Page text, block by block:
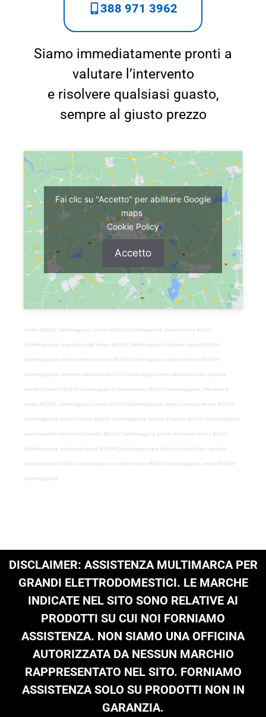
388 971 3962
Siamo immediatamente pronti a
valutare l’intervento
e risolvere qualsiasi guasto,
sempre al giusto prezzo
Fai clic su "Accetto" per abilitare Google
maps
Cookie Policy
Accetto
tecnico BOSCH Castelmaggiore, tecnico-BOSCH-Castelmaggiore, chiama tecnico BOSCH
Castelmaggiore, la assistenza del tecnico BOSCH Castelmaggiore, forniamo tecnico BOSCH
Castelmaggiore, elettrodomestici tecnico BOSCH Castelmaggiore, chiama il tecnico BOSCH
Castelmaggiore, intervento del tecnico BOSCH Castelmaggiore elettrodomestici fuori garanzia,
contatta il tecnico BOSCH Castelmaggiore, chiama tecnico BOSCH Castelmaggiore, intervento di
tecnico BOSCH Castelmaggiore, tecnico-BOSCH-Castelmaggiore, chiama il servizio tecnico BOSCH
Castelmaggiore, siamo il tecnico BOSCH Castelmaggiore, servizio di tecnico BOSCH Castelmaggiore,
assistenza elettrodomestici e tecnico BOSCH Castelmaggiore, pronto intervento tecnico BOSCH
Castelmaggiore, assistenza tecnico BOSCH Castelmaggiore per elettrodomestici fuori garanzia,
contatta tecnico BOSCH Castelmaggiore, contatto tecnico BOSCH Castelmaggiore, tecnico BOSCH
Castelmaggiore
DISCLAIMER: ASSISTENZA MULTIMARCA PER
GRANDI ELETTRODOMESTICI. LE MARCHE
INDICATE NEL SITO SONO RELATIVE AI
PRODOTTI SU CUI NOI FORNIAMO
ASSISTENZA. NON SIAMO UNA OFFICINA
AUTORIZZATA DA NESSUN MARCHIO
RAPPRESENTATO NEL SITO. FORNIAMO
ASSISTENZA SOLO SU PRODOTTI NON IN
GARANZIA.